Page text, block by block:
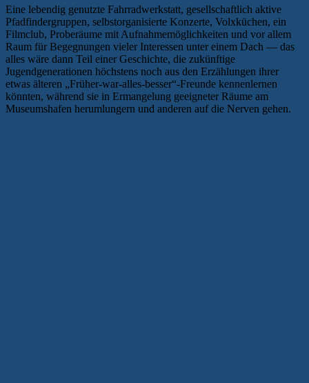
Eine lebendig genutzte Fahrradwerkstatt, gesellschaftlich aktive
Pfadfindergruppen, selbstorganisierte Konzerte, Volxküchen, ein
Filmclub, Proberäume mit Aufnahmemöglichkeiten und vor allem
Raum für Begegnungen vieler Interessen unter einem Dach — das
alles wäre dann Teil einer Geschichte, die zukünftige
Jugendgenerationen höchstens noch aus den Erzählungen ihrer
etwas älteren „Früher-war-alles-besser“-Freunde kennenlernen
könnten, während sie in Ermangelung geeigneter Räume am
Museumshafen herumlungern und anderen auf die Nerven gehen.